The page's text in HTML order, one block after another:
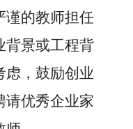
谨的教师担任
背景或工程背
虑，鼓励创业
请优秀企业家